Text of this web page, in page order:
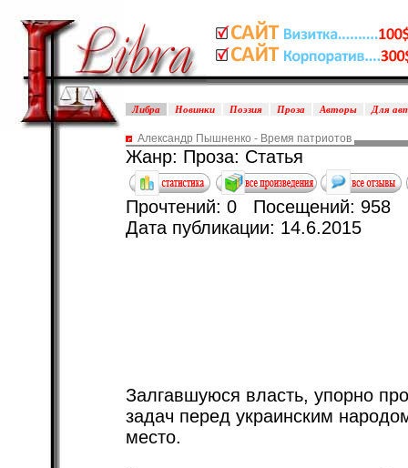
Либра Новинки Поэзия Проза Авторы Для
Александр Пышненко - Время патриотов
Жанр: Проза: Статья
Прочтений: 0 Посещений: 958
Дата публикации: 14.6.2015
Залгавшуюся власть, упорно
задач перед украинским
место.